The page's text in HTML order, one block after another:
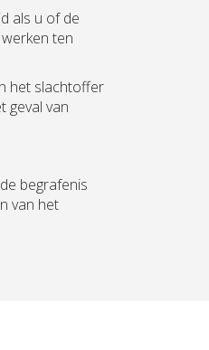
als u of de
ten
het slachtoffer
geval van
begrafenis
van het